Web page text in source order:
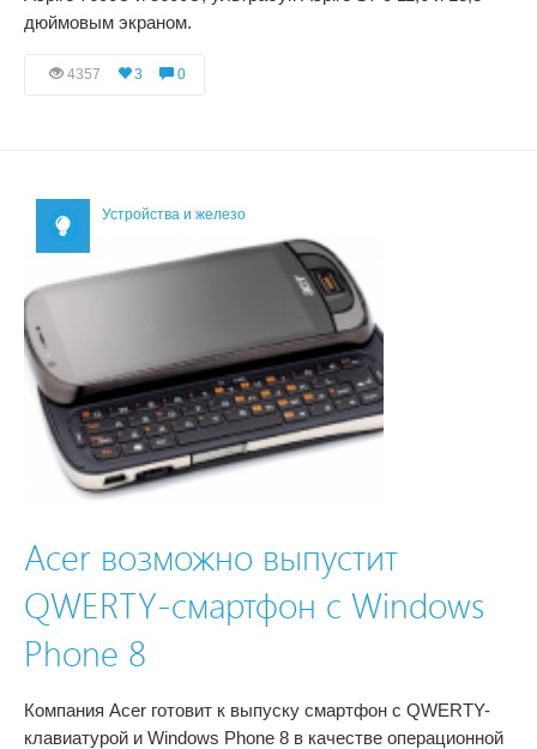
дюймовым экраном.
4357 3 0
Устройства и железо
Acer возможно выпустит
QWERTY-смартфон с Windows
Phone 8
Компания Acer готовит к выпуску смартфон с QWERTY-
клавиатурой и Windows Phone 8 в качестве операционной